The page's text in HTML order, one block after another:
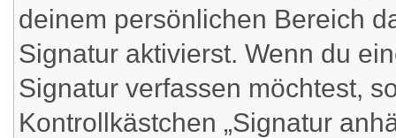
deinem persönlichen Bereich
Signatur aktivierst. Wenn du
Signatur verfassen möchtest,
Kontrollkästchen „Signatur